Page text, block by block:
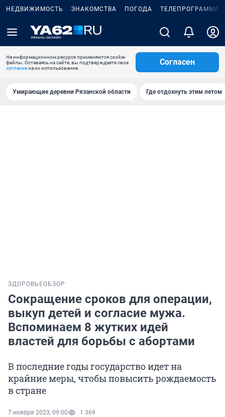
НЕДВИЖИМОСТЬ ЗНАКОМСТВА ПОГОДА ТЕЛЕПРОГРАММА
На информационном ресурсе применяются cookie-
файлы. Оставаясь на сайте, вы подтверждаете свое
согласиена их использование.
Согласен
Умирающие деревни Рязанской области Где отдохнуть этим летом
ЗДОРОВЬЕОБЗОР
Сокращение сроков для операции,
выкуп детей и согласие мужа.
Вспоминаем 8 жутких идей
властей для борьбы с абортами
В последние годы государство идет на
крайние меры, чтобы повысить рождаемость
в стране
7 ноября 2023, 09:00 1 369